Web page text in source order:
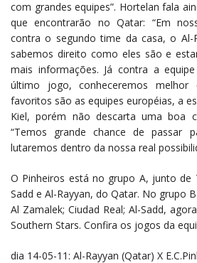
com grandes equipes”. Hortelan fala
que encontrarão no Qatar: “Em
contra o segundo time da casa, o Al-
sabemos direito como eles são e
mais informações. Já contra a
último jogo, conheceremos
favoritos são as equipes européias, a
Kiel, porém não descarta uma boa
“Temos grande chance de passar
lutaremos dentro da nossa real
O Pinheiros está no grupo A, junto de
Sadd e Al-Rayyan, do Qatar. No grupo
Al Zamalek; Ciudad Real; Al-Sadd,
Southern Stars. Confira os jogos da
dia 14-05-11: Al-Rayyan (Qatar) X